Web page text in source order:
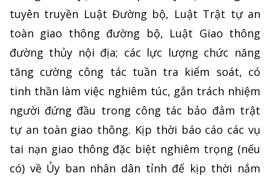
tuyên truyền Luật Đường bộ, Luật Trật tự an
toàn giao thông đường bộ, Luật Giao thông
đường thủy nội địa; các lực lượng chức năng
tăng cường công tác tuần tra kiểm soát, có
tinh thần làm việc nghiêm túc, gắn trách nhiệm
người đứng đầu trong công tác bảo đảm trật
tự an toàn giao thông. Kịp thời báo cáo các vụ
tai nạn giao thông đặc biệt nghiêm trọng (nếu
có) về Ủy ban nhân dân tỉnh để kịp thời nắm